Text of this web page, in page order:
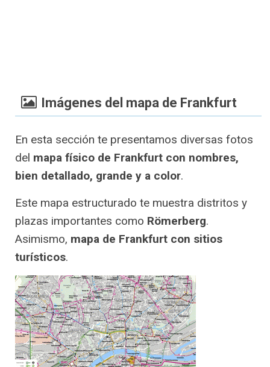
Imágenes del mapa de Frankfurt
En esta sección te presentamos diversas fotos
del mapa físico de Frankfurt con nombres,
bien detallado, grande y a color.
Este mapa estructurado te muestra distritos y
plazas importantes como Römerberg.
Asimismo, mapa de Frankfurt con sitios
turísticos.